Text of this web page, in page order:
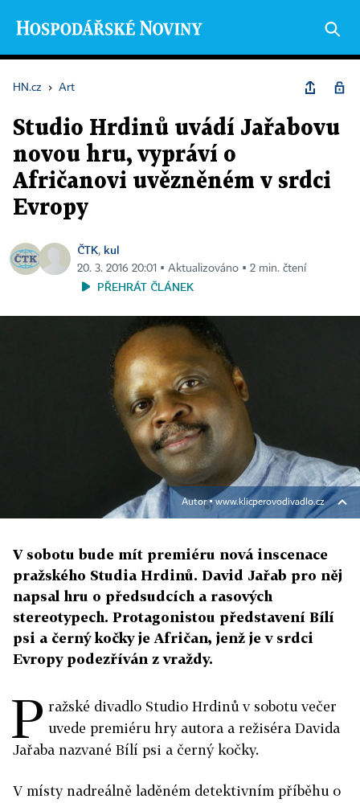
HN.cz › Art
Studio Hrdinů uvádí Jařabovu
novou hru, vypráví o
Afričanovi uvězněném v srdci
Evropy
ČTK, kul
20. 3. 2016 20:01 ▪ Aktualizováno ▪ 2 min. čtení
PŘEHRÁT ČLÁNEK
Autor ▪ www.klicperovodivadlo.cz
V sobotu bude mít premiéru nová inscenace
pražského Studia Hrdinů. David Jařab pro něj
napsal hru o předsudcích a rasových
stereotypech. Protagonistou představení Bílí
psi a černý kočky je Afričan, jenž je v srdci
Evropy podezříván z vraždy.
P ražské divadlo Studio Hrdinů v sobotu večer
uvede premiéru hry autora a režiséra Davida
Jařaba nazvané Bílí psi a černý kočky.
V místy nadreálně laděném detektivním příběhu o